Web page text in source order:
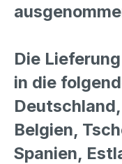
Die
in die
Belgien,
Spanien,